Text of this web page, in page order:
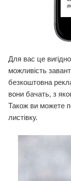
Для вас це
можливість
безкоштовна
вони бачать, з
Також ви можете
листівку.